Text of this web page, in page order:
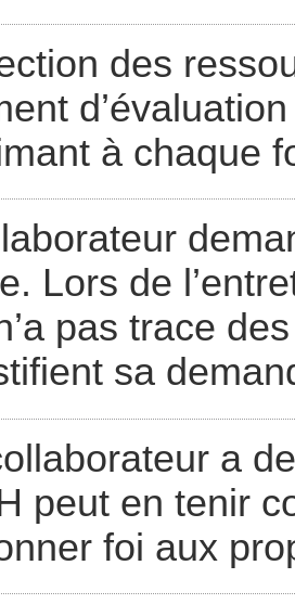
des
à chaque
Lors de
pas trace
sa
a
peut en tenir
foi aux